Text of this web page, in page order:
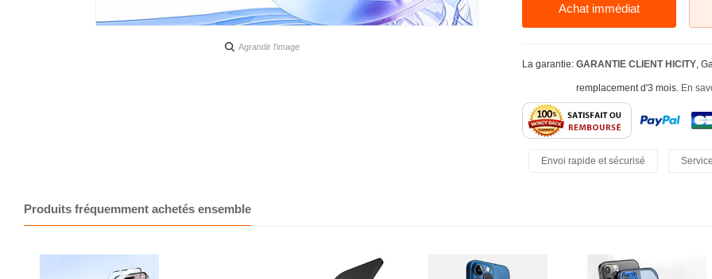
Achat immédiat
La garantie: GARANTIE CLIENT HICITY,
remplacement d'3 mois. En
Envoi rapide et sécurisé
Agrandir l'image
Produits fréquemment achetés ensemble